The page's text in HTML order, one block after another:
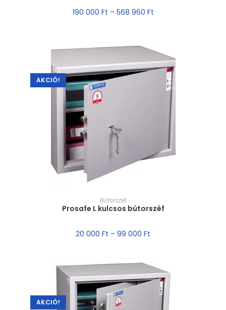
190 000 Ft – 568 960 Ft
AKCIÓ!
MÉRET VÁLASZTÁSA
Bútorszéf
Prosafe L kulcsos bútorszéf
20 000 Ft – 99 000 Ft
AKCIÓ!